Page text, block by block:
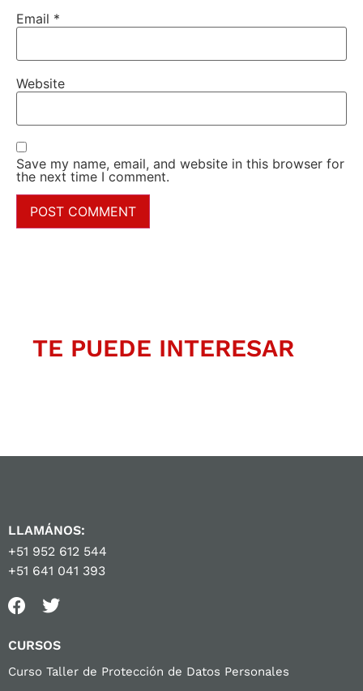
Email *
Website
Save my name, email, and website in this browser for
the next time I comment.
TE PUEDE INTERESAR
LLAMÁNOS:
+51 952 612 544
+51 641 041 393
CURSOS
Curso Taller de Protección de Datos Personales